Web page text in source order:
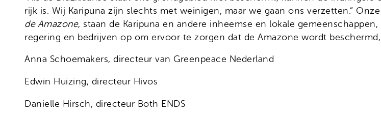
rijk is. Wij Karipuna zijn slechts met weinigen, maar we gaan ons verzetten.”
de Amazone, staan de Karipuna en andere inheemse en lokale
regering en bedrijven op om ervoor te zorgen dat de Amazone wordt
Anna Schoemakers, directeur van Greenpeace Nederland
Edwin Huizing, directeur Hivos
Danielle Hirsch, directeur Both ENDS